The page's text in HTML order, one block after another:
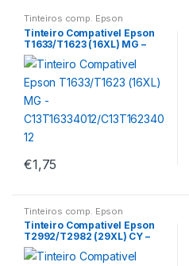
Tinteiros comp. Epson
Tinteiro Compativel Epson
T1633/T1623 (16XL) MG –
C13T16334012/C13T1623401
2
€1,75
Tinteiros comp. Epson
Tinteiro Compativel Epson
T2992/T2982 (29XL) CY –
C13T29924012/C13T298240
12